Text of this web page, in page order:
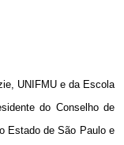
UNIFMU e da Escola
do Conselho de
Estado de São Paulo e